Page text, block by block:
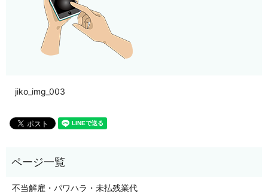
jiko_img_003
不当解雇・パワハラ・未払残業代